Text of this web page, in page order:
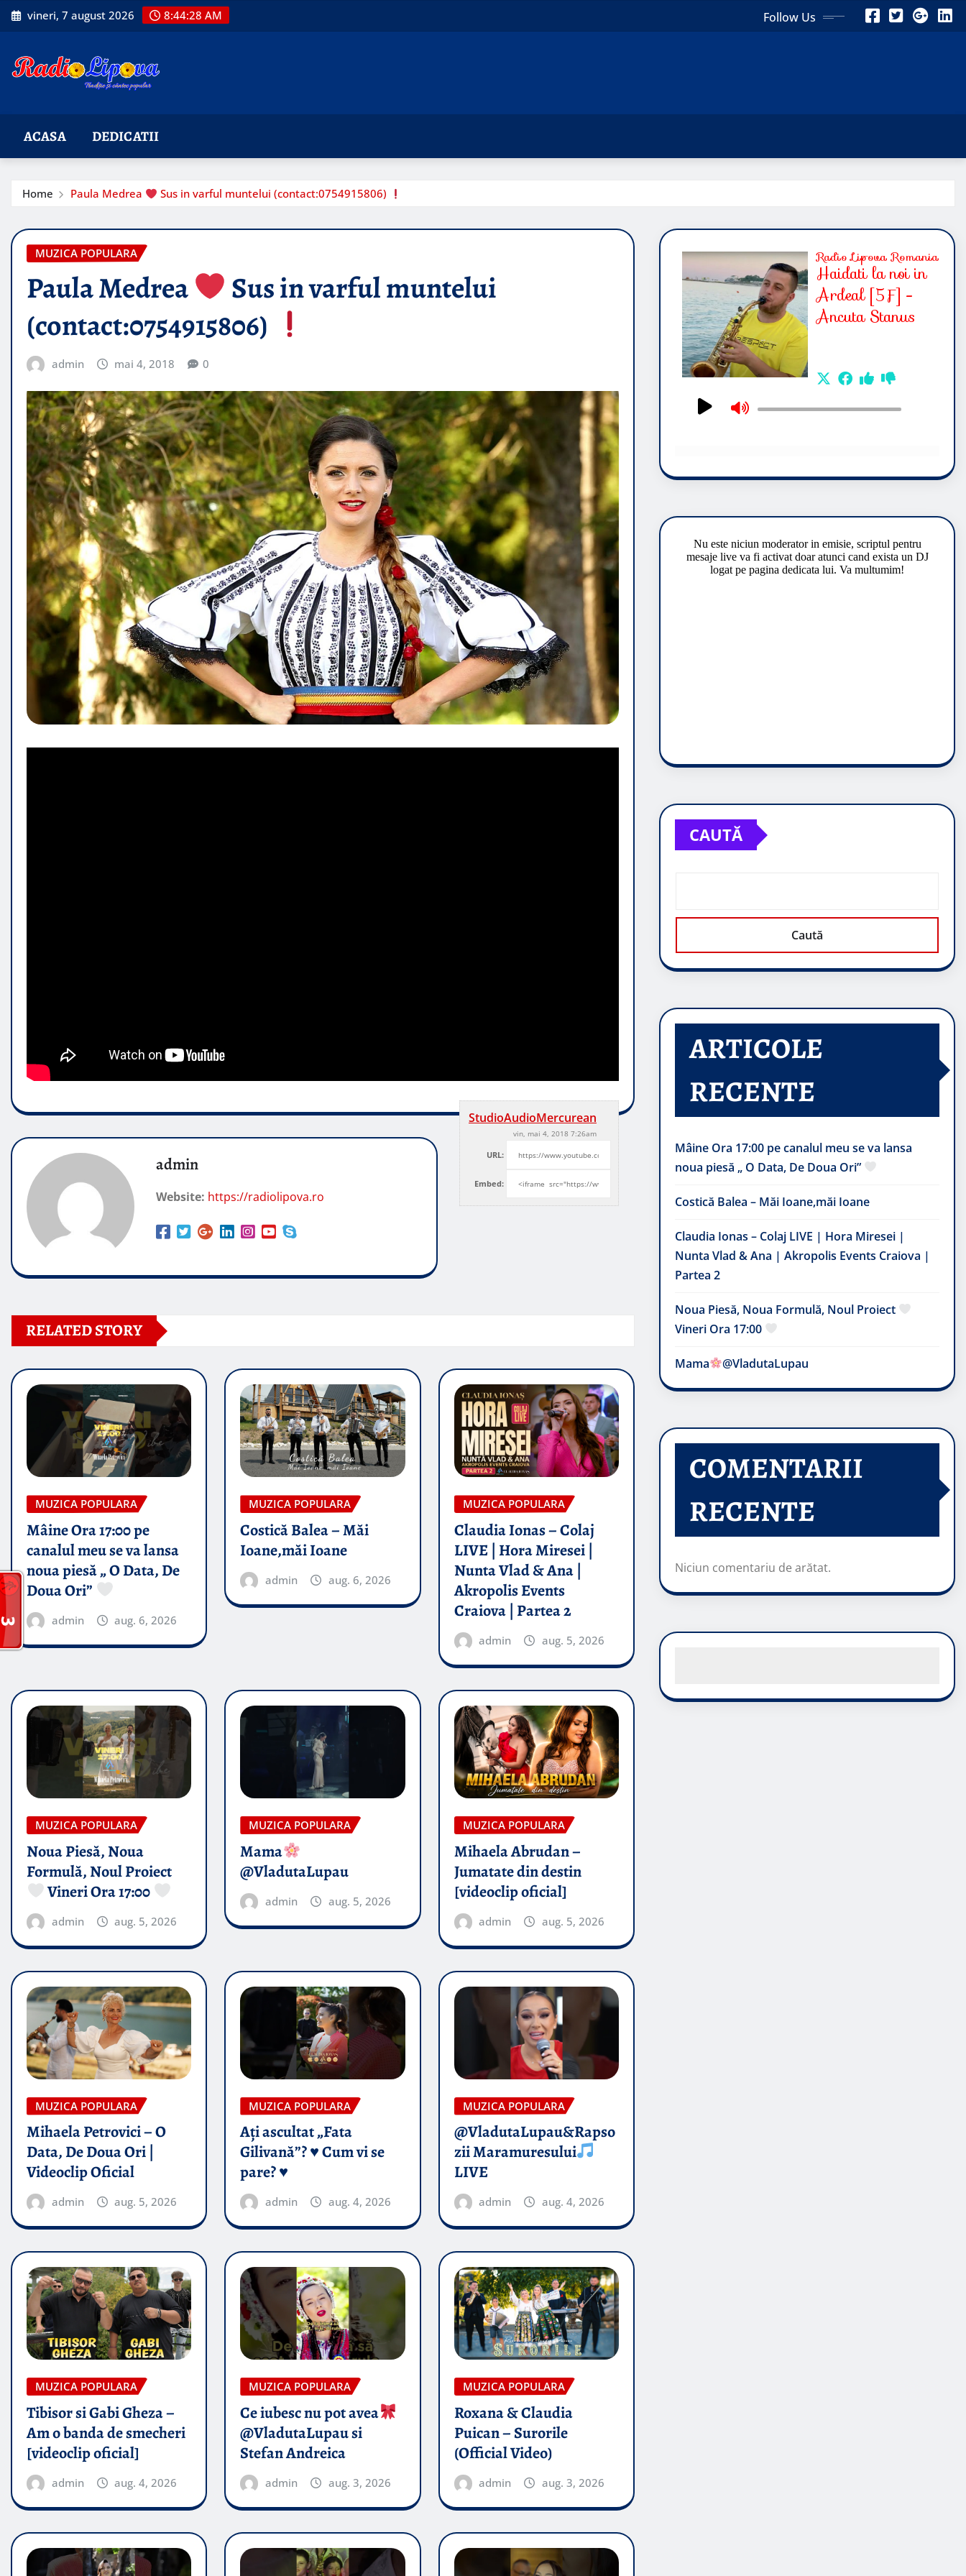
Skip
to
vineri, 7 august 2026 8:44:30 AM Follow Us
ACASA DEDICATII
Home Paula Medrea Sus in varful muntelui (contact:0754915806)
MUZICA POPULARA
Paula Medrea
Sus in varful muntelui
(contact:0754915806)
admin mai 4, 2018 0
StudioAudioMercurean
vin, mai 4, 2018 7:26am
URL:
Embed:
admin
Website: https://radiolipova.ro
RELATED STORY
MUZICA POPULARA
Mâine Ora 17:00 pe
canalul meu se va lansa
noua piesă „ O Data, De
Doua Ori”
admin aug. 6, 2026
MUZICA POPULARA
Costică Balea – Măi
Ioane,măi Ioane
admin aug. 6, 2026
MUZICA POPULARA
Claudia Ionas – Colaj
LIVE | Hora Miresei |
Nunta Vlad & Ana |
Akropolis Events
Craiova | Partea 2
admin aug. 5, 2026
MUZICA POPULARA
Noua Piesă, Noua
Formulă, Noul Proiect
Vineri Ora 17:00
admin aug. 5, 2026
MUZICA POPULARA
Mama
@VladutaLupau
admin aug. 5, 2026
MUZICA POPULARA
Mihaela Abrudan –
Jumatate din destin
[videoclip oficial]
admin aug. 5, 2026
MUZICA POPULARA
Mihaela Petrovici – O
Data, De Doua Ori |
Videoclip Oficial
admin aug. 5, 2026
MUZICA POPULARA
Ați ascultat „Fata
Gilivană”? ♥️ Cum vi se
pare? ♥️
admin aug. 4, 2026
MUZICA POPULARA
@VladutaLupau&Rapso
zii Maramuresului
LIVE
admin aug. 4, 2026
MUZICA POPULARA
Tibisor si Gabi Gheza –
Am o banda de smecheri
[videoclip oficial]
admin aug. 4, 2026
MUZICA POPULARA
Ce iubesc nu pot avea
@VladutaLupau si
Stefan Andreica
admin aug. 3, 2026
MUZICA POPULARA
Roxana & Claudia
Puican – Surorile
(Official Video)
admin aug. 3, 2026
CAUTĂ
Caută
ARTICOLE
RECENTE
Mâine Ora 17:00 pe canalul meu se va lansa
noua piesă „ O Data, De Doua Ori”
Costică Balea – Măi Ioane,măi Ioane
Claudia Ionas – Colaj LIVE | Hora Miresei |
Nunta Vlad & Ana | Akropolis Events Craiova |
Partea 2
Noua Piesă, Noua Formulă, Noul Proiect
Vineri Ora 17:00
Mama @VladutaLupau
COMENTARII
RECENTE
Niciun comentariu de arătat.